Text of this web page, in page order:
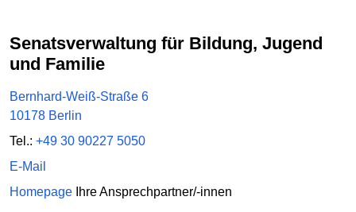
Senatsverwaltung für Bildung, Jugend
und Familie
Bernhard-Weiß-Straße 6
10178 Berlin
Tel.: +49 30 90227 5050
E-Mail
Homepage Ihre Ansprechpartner/-innen